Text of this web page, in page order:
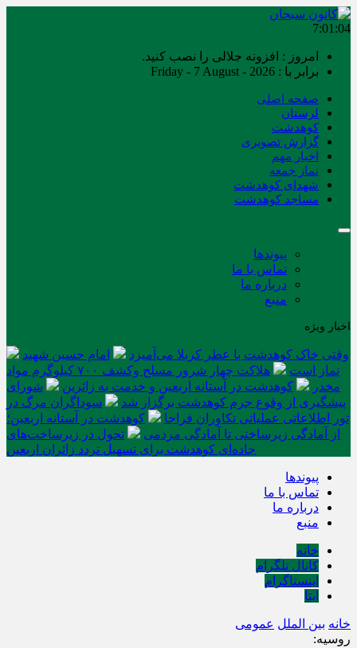
7:01:04
امروز : افزونه جلالی را نصب کنید.
برابر با : Friday - 7 August - 2026
صفحه اصلی
لرستان
کوهدشت
گزارش تصویری
اخبار مهم
نماز جمعه
شهدای کوهدشت
مساجد کوهدشت
پیوندها
تماس با ما
درباره ما
منبع
اخبار ویژه
وقتی خاک کوهدشت با عطر کربلا می‌آمیزد
امام حسین شهید
نماز است
هلاکت چهار شرور مسلح وکشف ۷۰۰ کیلوگرم مواد
مخدر
کوهدشت در آستانه اربعین و خدمت‌ به زائرین
شورای
پیشگیری از وقوع جرم کوهدشت برگزار شد
سوداگران مرگ در
تور اطلاعاتی عملیاتی تکاوران فراجا
کوهدشت در آستانه اربعین؛
از آمادگی زیرساختی تا آمادگی مردمی
تحول در زیرساخت‌های
جاده‌ای کوهدشت برای تسهیل تردد زائران اربعین
پیوندها
تماس با ما
درباره ما
منبع
خانه
کانال تلگرام
اینستاگرام
ایتا
خانه بین الملل عمومی
روسیه: